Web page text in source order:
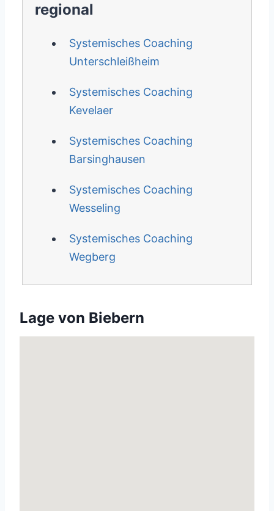
regional
Systemisches Coaching
Unterschleißheim
Systemisches Coaching
Kevelaer
Systemisches Coaching
Barsinghausen
Systemisches Coaching
Wesseling
Systemisches Coaching
Wegberg
Lage von Biebern